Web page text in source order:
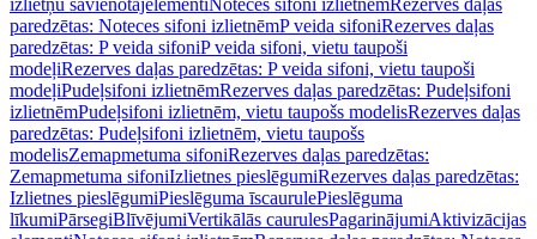
izlietņu savienotājelementiNoteces sifoni izlietnēmRezerves daļas
paredzētas: Noteces sifoni izlietnēmP veida sifoniRezerves daļas
paredzētas: P veida sifoniP veida sifoni, vietu taupoši
modeļiRezerves daļas paredzētas: P veida sifoni, vietu taupoši
modeļiPudeļsifoni izlietnēmRezerves daļas paredzētas: Pudeļsifoni
izlietnēmPudeļsifoni izlietnēm, vietu taupošs modelisRezerves daļas
paredzētas: Pudeļsifoni izlietnēm, vietu taupošs
modelisZemapmetuma sifoniRezerves daļas paredzētas:
Zemapmetuma sifoniIzlietnes pieslēgumiRezerves daļas paredzētas:
Izlietnes pieslēgumiPieslēguma īscaurulePieslēguma
līkumiPārsegiBlīvējumiVertikālās caurulesPagarinājumiAktivizācijas